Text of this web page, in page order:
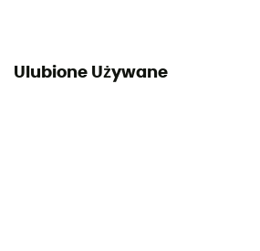
Ulubione Używane